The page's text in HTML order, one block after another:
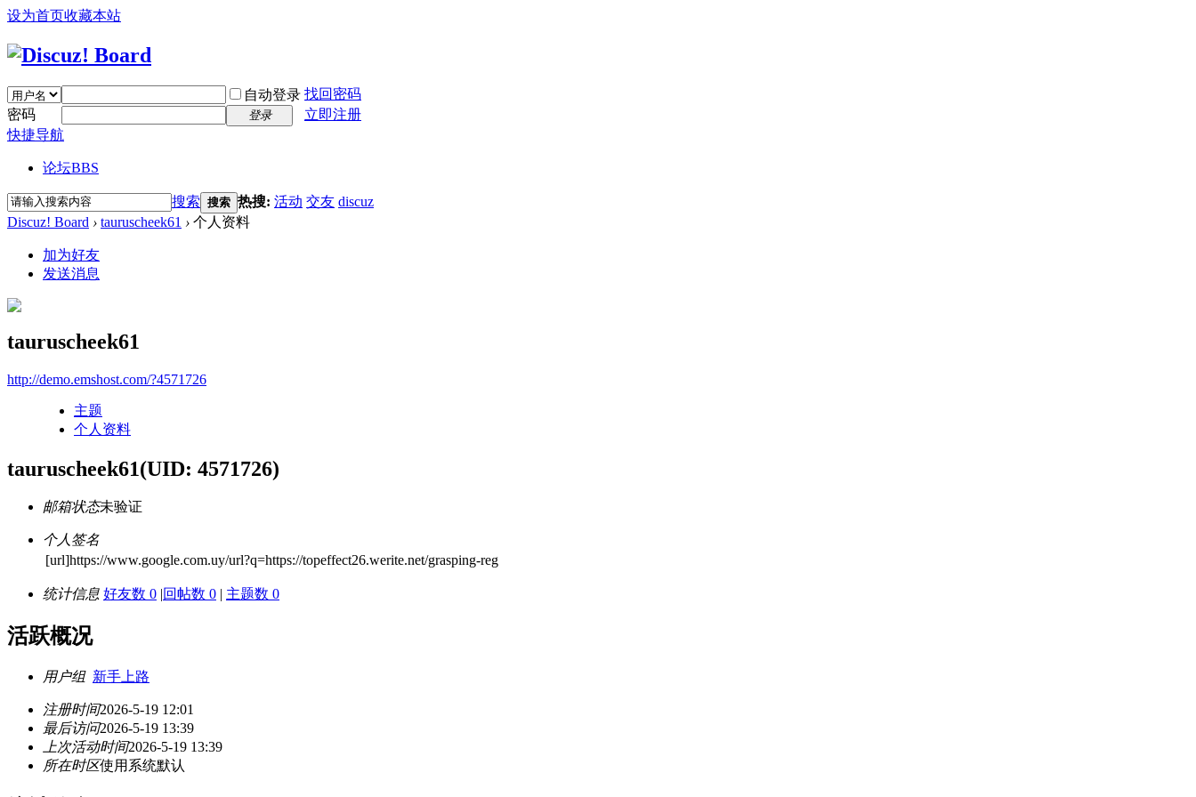
设为首页收藏本站
自动登录 找回密码
密码
登录
立即注册
快捷导航
论坛BBS
搜索 搜索 热搜: 活动 交友 discuz
Discuz! Board › tauruscheek61 › 个人资料
加为好友
发送消息
tauruscheek61
http://demo.emshost.com/?4571726
主题
个人资料
tauruscheek61(UID: 4571726)
邮箱状态未验证
个人签名
[url]https://www.google.com.uy/url?q=https://topeffect26.werite.net/grasping-reg
统计信息 好友数 0 |回帖数 0 | 主题数 0
活跃概况
用户组 新手上路
注册时间2026-5-19 12:01
最后访问2026-5-19 13:39
上次活动时间2026-5-19 13:39
所在时区使用系统默认